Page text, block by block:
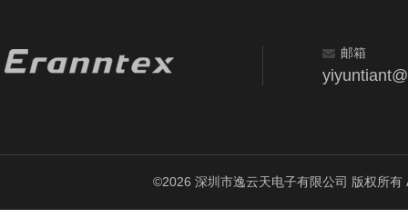
邮箱
©2026 深圳市逸云天电子有限公司 版权所有